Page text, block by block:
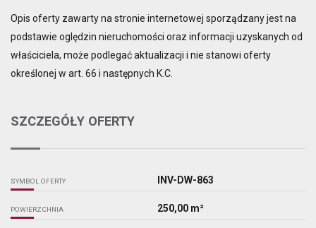
Opis oferty zawarty na stronie internetowej sporządzany jest na
podstawie oględzin nieruchomości oraz informacji uzyskanych od
właściciela, może podlegać aktualizacji i nie stanowi oferty
określonej w art. 66 i następnych K.C.
SZCZEGÓŁY OFERTY
SYMBOL OFERTY INV-DW-863
POWIERZCHNIA 250,00 m²